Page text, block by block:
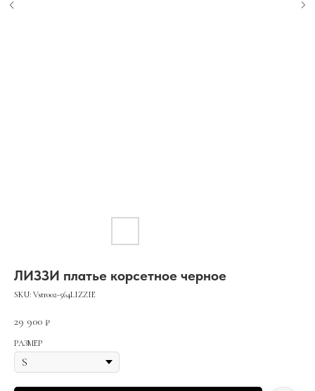
ЛИЗЗИ платье корсетное черное
SKU: Vstr002-564LIZZIE
29 900 ₽
РАЗМЕР